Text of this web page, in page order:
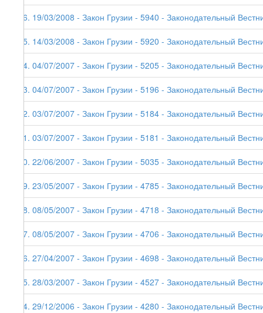
66. 19/03/2008 - Закон Грузии - 5940 - Законодательный
65. 14/03/2008 - Закон Грузии - 5920 - Законодательный
64. 04/07/2007 - Закон Грузии - 5205 - Законодательный
63. 04/07/2007 - Закон Грузии - 5196 - Законодательный
62. 03/07/2007 - Закон Грузии - 5184 - Законодательный
61. 03/07/2007 - Закон Грузии - 5181 - Законодательный
60. 22/06/2007 - Закон Грузии - 5035 - Законодательный
59. 23/05/2007 - Закон Грузии - 4785 - Законодательный
58. 08/05/2007 - Закон Грузии - 4718 - Законодательный
57. 08/05/2007 - Закон Грузии - 4706 - Законодательный
56. 27/04/2007 - Закон Грузии - 4698 - Законодательный
55. 28/03/2007 - Закон Грузии - 4527 - Законодательный
54. 29/12/2006 - Закон Грузии - 4280 - Законодательный